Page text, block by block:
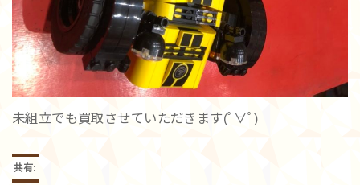
未組立でも買取させていただきます(ﾟ∀ﾟ)
共有: